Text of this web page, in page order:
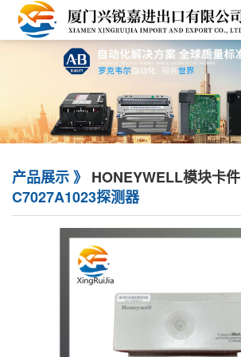
产品展示 》 HONEYWELL模块卡件
C7027A1023探测器